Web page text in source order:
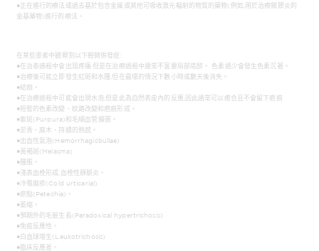
●正在進行的療法或過去基於包含金属或其他可吸收激光輻射的物質的藥物(例如,用於治療關節炎的
金基藥物)進行的療法。
在某些患者中觀察到以下輕微併發症:
●在治泰遇程中會出现疼痛·但是在治療過租中通常不富要局部底醉。 色素過少會發生色素沉著。
●治療後可能立即發生紅斑和水腫,但在最壞的情況下數小時或數天後消失。
●結痂。
●在治療過程中可能會出現水泡,但是此為自然表皮內的反應,因此通常可以癒合且不會留下疤痕
●短暫的色素改變、紋路改變和疤痕形成。
●紫斑(Purpura)和毛細血管擴張。
●淤青、麻木、持續的熱感。
●出血性氣泡(Hemorrhagicbullae)
●黃褐斑(Melasma)
●腫脹。
●淺表血栓形成,血栓性靜脈炎。
●冷莓麻疹(Cold urticarial)
●瘀點(Petechia)。
●萎縮。
●預期外的毛髮生長(Paradoxical hypertrichosis)
●免疫反應性。
●白血球增生(Leukotrichosis)
●臨床反應差。